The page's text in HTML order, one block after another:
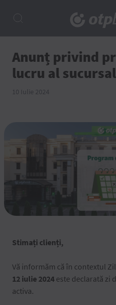
Anunț privind
lucru al
10 Iulie 2024
Stimați clienți,
Vă informăm că în contextul
12 iulie 2024 este declarată zi
activa.